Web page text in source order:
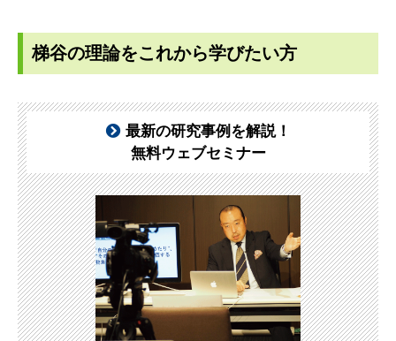
梯谷の理論をこれから学びたい方
最新の研究事例を解説！
無料ウェブセミナー